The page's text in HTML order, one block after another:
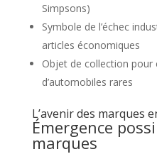
Simpsons)
Symbole de l’échec
articles économiques
Objet de collection pour
d’automobiles rares
L’avenir des marques
Émergence
marques